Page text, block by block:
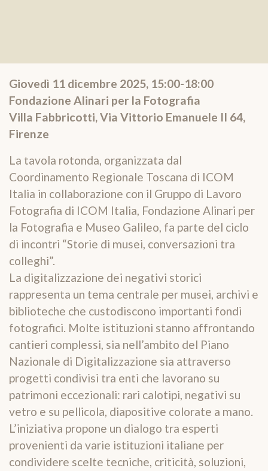
Giovedì 11 dicembre 2025, 15:00-18:00
Fondazione Alinari per la Fotografia
Villa Fabbricotti, Via Vittorio Emanuele II 64,
Firenze
La tavola rotonda, organizzata dal
Coordinamento Regionale Toscana di ICOM
Italia in collaborazione con il Gruppo di Lavoro
Fotografia di ICOM Italia, Fondazione Alinari per
la Fotografia e Museo Galileo, fa parte del ciclo
di incontri “Storie di musei, conversazioni tra
colleghi”.
La digitalizzazione dei negativi storici
rappresenta un tema centrale per musei, archivi e
biblioteche che custodiscono importanti fondi
fotografici. Molte istituzioni stanno affrontando
cantieri complessi, sia nell’ambito del Piano
Nazionale di Digitalizzazione sia attraverso
progetti condivisi tra enti che lavorano su
patrimoni eccezionali: rari calotipi, negativi su
vetro e su pellicola, diapositive colorate a mano.
L’iniziativa propone un dialogo tra esperti
provenienti da varie istituzioni italiane per
condividere scelte tecniche, criticità, soluzioni,